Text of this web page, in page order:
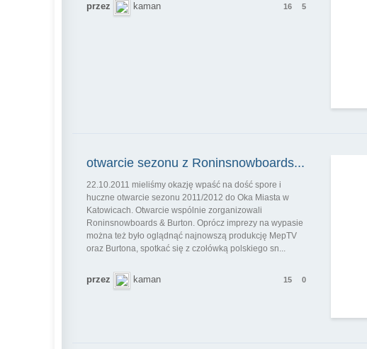
16 5
przez kaman
otwarcie sezonu z Roninsnowboards...
22.10.2011 mieliśmy okazję wpaść na dość spore i
huczne otwarcie sezonu 2011/2012 do Oka Miasta w
Katowicach. Otwarcie wspólnie zorganizowali
Roninsnowboards & Burton. Oprócz imprezy na wypasie
można też było oglądnąć najnowszą produkcję MepTV
oraz Burtona, spotkać się z czołówką polskiego sn...
15 0
przez kaman